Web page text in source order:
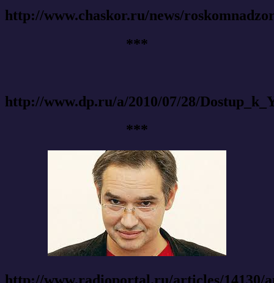
http://www.chaskor.ru/news/
***
http://www.dp.ru/a/2010/07/28/
***